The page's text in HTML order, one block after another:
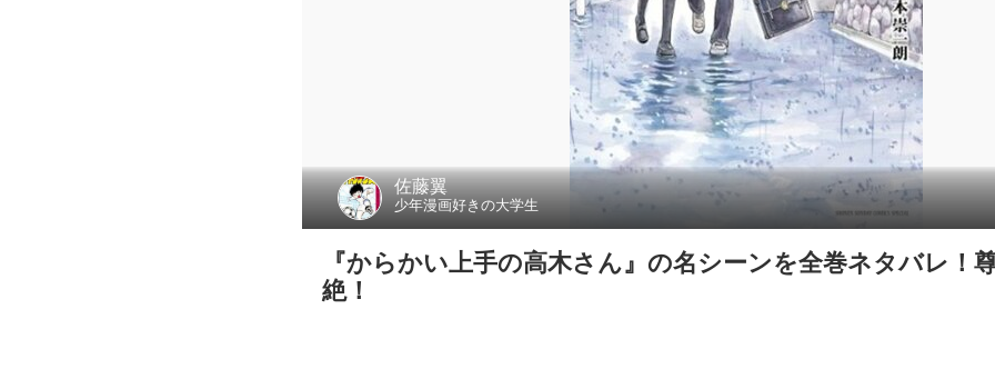
佐藤翼
少年漫画好きの大学生
『からかい上手の高木さん』の名シーンを全巻ネタバレ！
絶！